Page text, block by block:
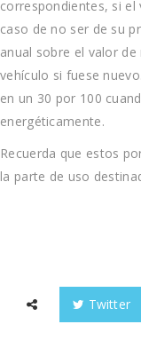
correspondientes, si el
caso de no ser de su
anual sobre el valor
vehículo si fuese
en un 30 por 100
energéticamente.
Recuerda que estos
la parte de uso
Twitter